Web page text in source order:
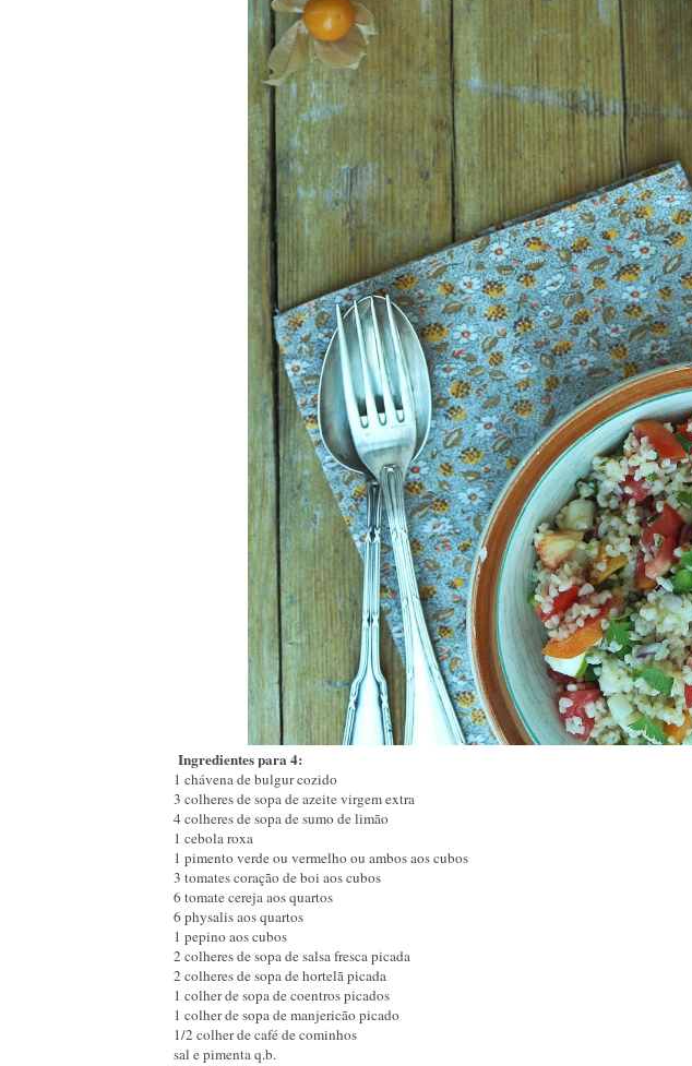
Ingredientes para 4:
1 chávena de bulgur cozido
3 colheres de sopa de azeite virgem extra
4 colheres de sopa de sumo de limão
1 cebola roxa
1 pimento verde ou vermelho ou ambos aos cubos
3 tomates coração de boi aos cubos
6 tomate cereja aos quartos
6 physalis aos quartos
1 pepino aos cubos
2 colheres de sopa de salsa fresca picada
2 colheres de sopa de hortelã picada
1 colher de sopa de coentros picados
1 colher de sopa de manjericão picado
1/2 colher de café de cominhos
sal e pimenta q.b.